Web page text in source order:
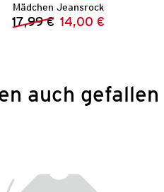
Mädchen Jeansrock
Vorheriger Preis:
17,99 € Neuer Preis:
14,00 €
auch gefallen